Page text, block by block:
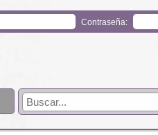
Contraseña: